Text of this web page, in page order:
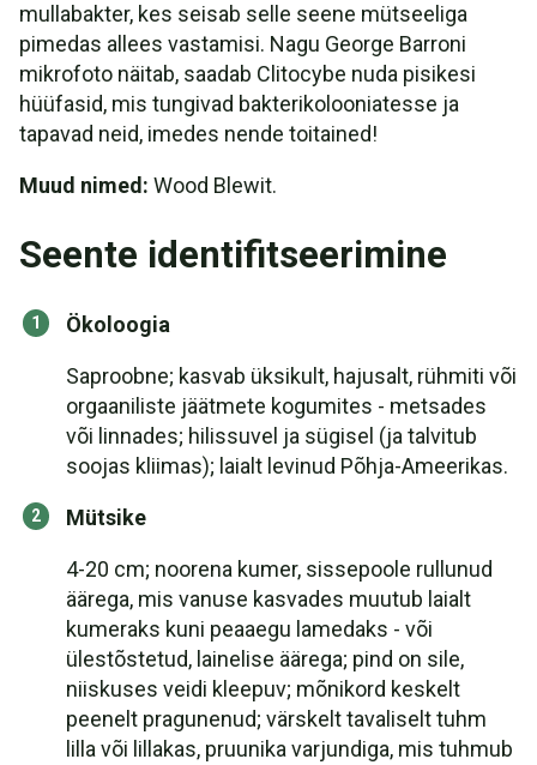
mullabakter, kes seisab selle seene mütseeliga
pimedas allees vastamisi. Nagu George Barroni
mikrofoto näitab, saadab Clitocybe nuda pisikesi
hüüfasid, mis tungivad bakterikolooniatesse ja
tapavad neid, imedes nende toitained!
Muud nimed: Wood Blewit.
Seente identifitseerimine
Ökoloogia
Saproobne; kasvab üksikult, hajusalt, rühmiti või
orgaaniliste jäätmete kogumites - metsades
või linnades; hilissuvel ja sügisel (ja talvitub
soojas kliimas); laialt levinud Põhja-Ameerikas.
Mütsike
4-20 cm; noorena kumer, sissepoole rullunud
äärega, mis vanuse kasvades muutub laialt
kumeraks kuni peaaegu lamedaks - või
ülestõstetud, lainelise äärega; pind on sile,
niiskuses veidi kleepuv; mõnikord keskelt
peenelt pragunenud; värskelt tavaliselt tuhm
lilla või lillakas, pruunika varjundiga, mis tuhmub